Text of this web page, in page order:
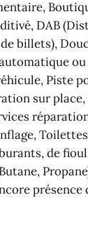
DAB
billets),
Piste
sur
Toilettes
de fioul
présence